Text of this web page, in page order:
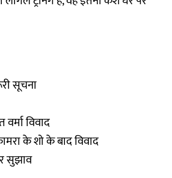
सूचना
विवाद
के शो के बाद विवाद
सुझाव